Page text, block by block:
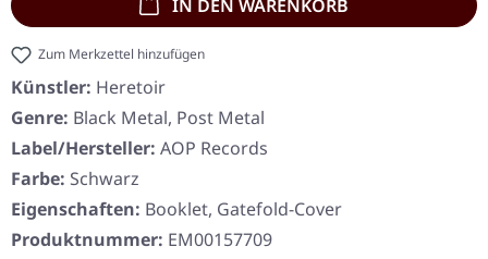
IN DEN WARENKORB
Zum Merkzettel hinzufügen
Künstler: Heretoir
Genre: Black Metal, Post Metal
Label/Hersteller: AOP Records
Farbe: Schwarz
Eigenschaften: Booklet, Gatefold-Cover
Produktnummer: EM00157709